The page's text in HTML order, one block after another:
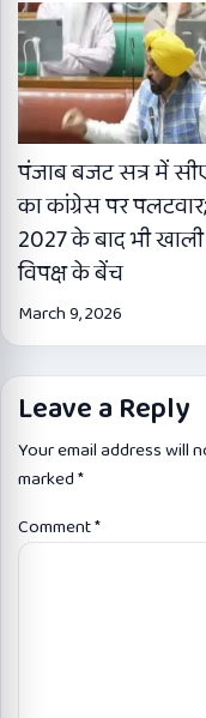
पंजाब बजट सत्र में
का कांग्रेस पर
2027 के बाद भी
विपक्ष के बेंच
March 9, 2026
Leave a Reply
Your email address will
marked*
Comment*